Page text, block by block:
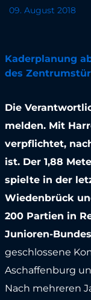
09. August 2018
Kaderplanung
des
Die
melden. Mit
verpflichtet,
ist. Der 1,88
spielte in der
Wiedenbrück
200 Partien in
Junioren-
geschlossene
Aschaffenburg
Nach mehreren